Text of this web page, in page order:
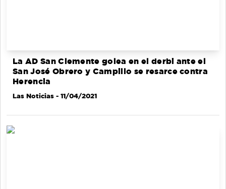
La AD San Clemente golea en el derbi ante el
San José Obrero y Campillo se resarce contra
Herencia
Las Noticias - 11/04/2021